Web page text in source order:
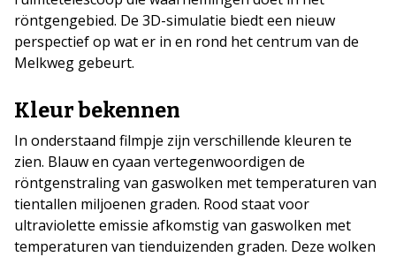
röntgengebied. De 3D-simulatie biedt een nieuw
perspectief op wat er in en rond het centrum van de
Melkweg gebeurt.
Kleur bekennen
In onderstaand filmpje zijn verschillende kleuren te
zien. Blauw en cyaan vertegenwoordigen de
röntgenstraling van gaswolken met temperaturen van
tientallen miljoenen graden. Rood staat voor
ultraviolette emissie afkomstig van gaswolken met
temperaturen van tienduizenden graden. Deze wolken